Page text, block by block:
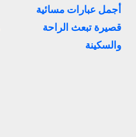
أجمل عبارات مسائية
قصيرة تبعث الراحة
والسكينة